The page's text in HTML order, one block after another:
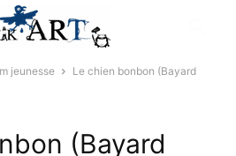
jeunesse
Le chien bonbon (Bayard
(Bayard